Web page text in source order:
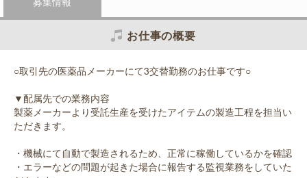
お仕事の概要
○取引先の医薬品メーカーにて3交替勤務のお仕事です○
▼配属先での業務内容
製薬メーカーより受託生産を受けたアイテムの製造工程を担当い
ただきます。
・機械にて自動で製造されるため、正常に稼働しているかを確認
・エラーなどの問題が起きた場合に報告する監視業務をしていた